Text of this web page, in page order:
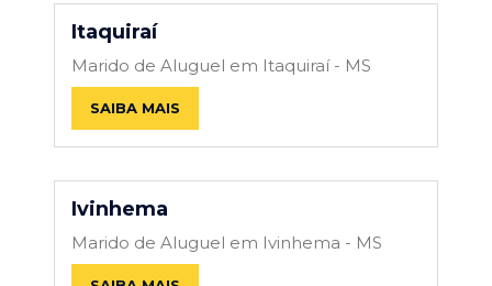
Itaquiraí
Marido de Aluguel em Itaquiraí - MS
SAIBA MAIS
Ivinhema
Marido de Aluguel em Ivinhema - MS